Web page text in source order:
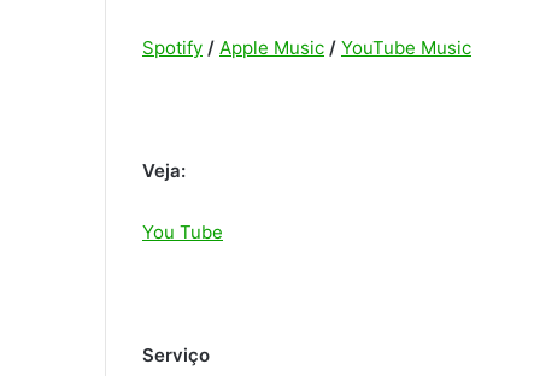
Spotify / Apple Music / YouTube Music
Veja:
You Tube
Serviço